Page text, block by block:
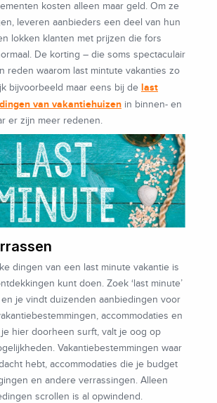
kosten alleen maar geld. Om ze
leveren aanbieders een deel van hun
lokken klanten met prijzen die fors
De korting – die soms spectaculair
reden waarom last mintute vakanties zo
bijvoorbeeld maar eens bij de last
van vakantiehuizen in binnen- en
er zijn meer redenen.
dingen van een last minute vakantie is
kunt doen. Zoek ‘last minute’
je vindt duizenden aanbiedingen voor
accommodaties en
je hier doorheen surft, valt je oog op
Vakantiebestemmingen waar
hebt, accommodaties die je budget
en andere verrassingen. Alleen
scrollen is al opwindend.